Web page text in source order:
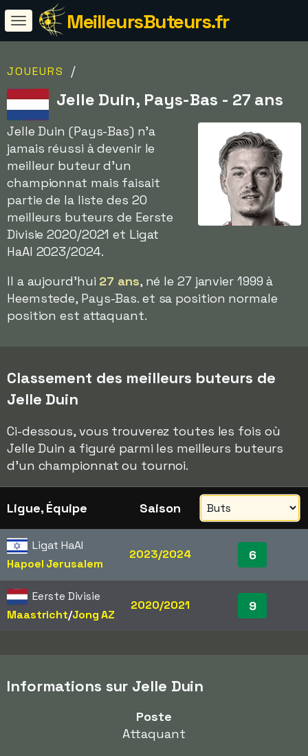
MeilleursButeurs.fr
JOUEURS /
Jelle Duin, Pays-Bas - 27 ans
Jelle Duin (Pays-Bas) n'a
jamais réussi à devenir le
meilleur buteur d'un
championnat mais faisait
partie de la liste des 20
meilleurs buteurs de Eerste
Divisie 2020/2021 et Ligat
HaAl 2023/2024.
Il a aujourd'hui 27 ans, né le 27 janvier 1999 à
Heemstede, Pays-Bas. et sa position normale
position est attaquant.
Classement des meilleurs buteurs de
Jelle Duin
Ci-dessous, vous trouverez toutes les fois où
Jelle Duin a figuré parmi les meilleurs buteurs
d'un championnat ou tournoi.
Ligue, Équipe Saison
Ligat HaAl
Hapoel Jerusalem
2023/2024 6
Eerste Divisie
Maastricht/​Jong AZ
2020/2021 9
Informations sur Jelle Duin
Poste
Attaquant